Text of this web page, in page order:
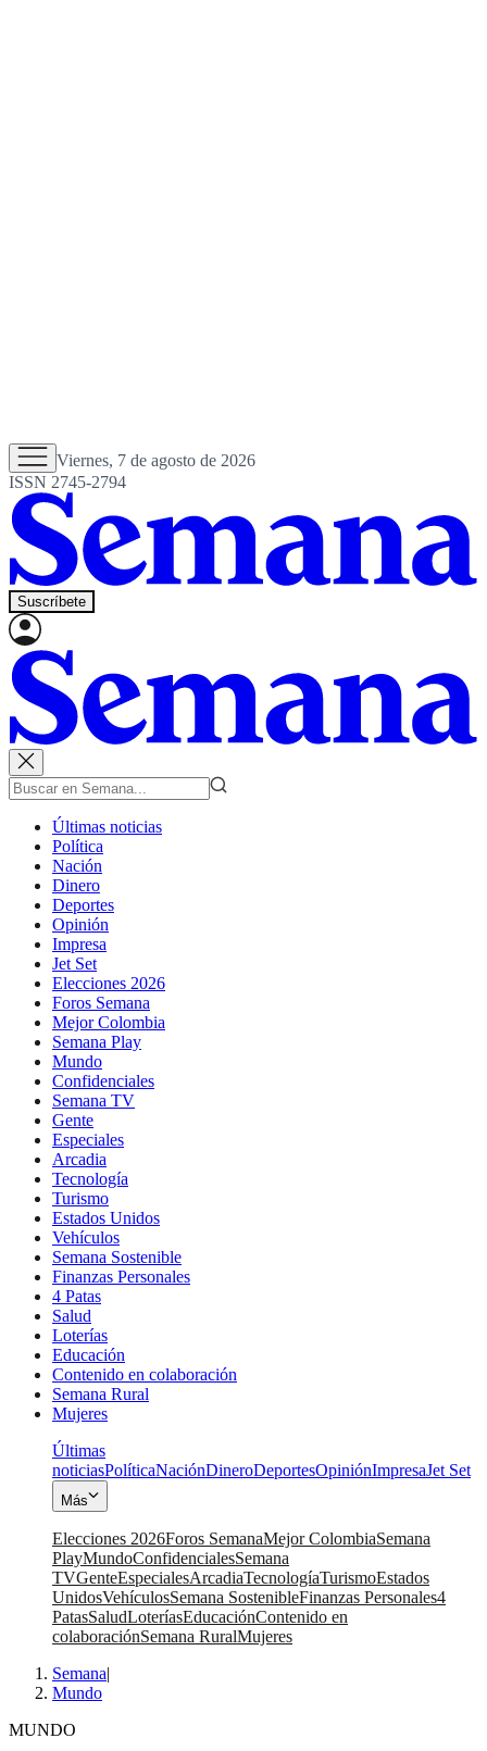
Viernes, 7 de agosto de 2026
ISSN 2745-2794
Suscríbete
Últimas noticias
Política
Nación
Dinero
Deportes
Opinión
Impresa
Jet Set
Elecciones 2026
Foros Semana
Mejor Colombia
Semana Play
Mundo
Confidenciales
Semana TV
Gente
Especiales
Arcadia
Tecnología
Turismo
Estados Unidos
Vehículos
Semana Sostenible
Finanzas Personales
4 Patas
Salud
Loterías
Educación
Contenido en colaboración
Semana Rural
Mujeres
Últimas
noticiasPolíticaNaciónDineroDeportesOpiniónImpresaJet Set
Más
Elecciones 2026Foros SemanaMejor ColombiaSemana
PlayMundoConfidencialesSemana
TVGenteEspecialesArcadiaTecnologíaTurismoEstados
UnidosVehículosSemana SostenibleFinanzas Personales4
PatasSaludLoteríasEducaciónContenido en
colaboraciónSemana RuralMujeres
Semana|
Mundo
MUNDO